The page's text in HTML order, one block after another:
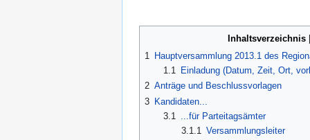
Inhaltsverzeichnis
1 Hauptversammlung 2013.1 des
1.1
Einladung (Datum, Zeit, Ort,
2 Anträge und Beschlussvorlagen
3 Kandidaten...
3.1
...für Parteitagsämter
3.1.1
Versammlungsleiter